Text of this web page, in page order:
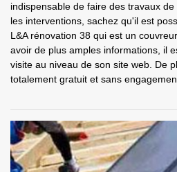
indispensable de faire des travaux
les interventions, sachez qu'il est
L&A rénovation 38 qui est un
avoir de plus amples informations, il
visite au niveau de son site web. De
totalement gratuit et sans